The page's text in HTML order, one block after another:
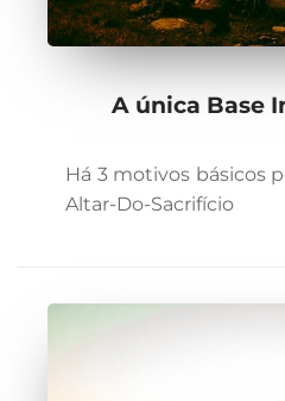
A única Base
Há 3 motivos básicos
Altar-Do-Sacrifício